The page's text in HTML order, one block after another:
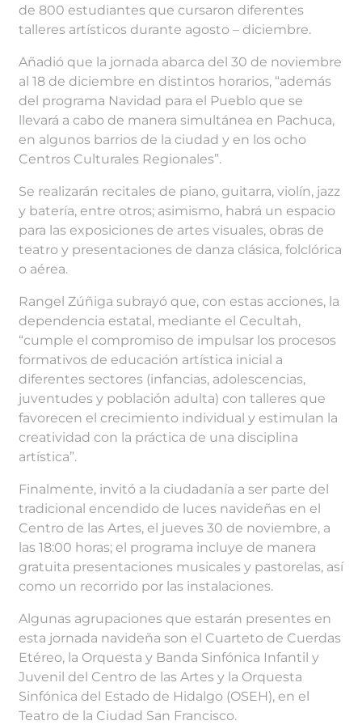
de 800 estudiantes que cursaron diferentes
talleres artísticos durante agosto – diciembre.
Añadió que la jornada abarca del 30 de noviembre
al 18 de diciembre en distintos horarios, “además
del programa Navidad para el Pueblo que se
llevará a cabo de manera simultánea en Pachuca,
en algunos barrios de la ciudad y en los ocho
Centros Culturales Regionales”.
Se realizarán recitales de piano, guitarra, violín, jazz
y batería, entre otros; asimismo, habrá un espacio
para las exposiciones de artes visuales, obras de
teatro y presentaciones de danza clásica, folclórica
o aérea.
Rangel Zúñiga subrayó que, con estas acciones, la
dependencia estatal, mediante el Cecultah,
“cumple el compromiso de impulsar los procesos
formativos de educación artística inicial a
diferentes sectores (infancias, adolescencias,
juventudes y población adulta) con talleres que
favorecen el crecimiento individual y estimulan la
creatividad con la práctica de una disciplina
artística”.
Finalmente, invitó a la ciudadanía a ser parte del
tradicional encendido de luces navideñas en el
Centro de las Artes, el jueves 30 de noviembre, a
las 18:00 horas; el programa incluye de manera
gratuita presentaciones musicales y pastorelas, así
como un recorrido por las instalaciones.
Algunas agrupaciones que estarán presentes en
esta jornada navideña son el Cuarteto de Cuerdas
Etéreo, la Orquesta y Banda Sinfónica Infantil y
Juvenil del Centro de las Artes y la Orquesta
Sinfónica del Estado de Hidalgo (OSEH), en el
Teatro de la Ciudad San Francisco.